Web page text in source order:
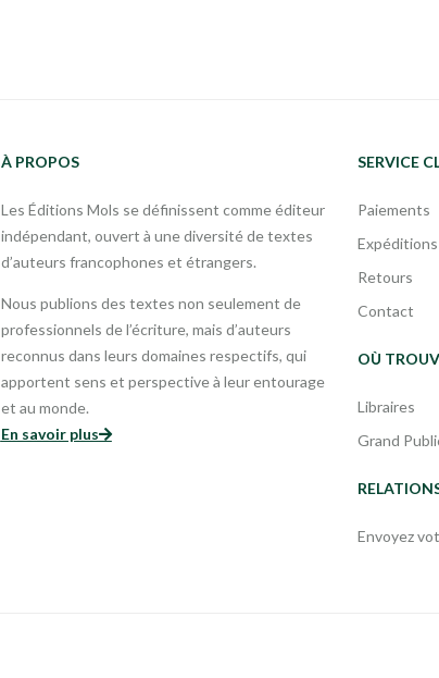
À PROPOS
Les Éditions Mols se définissent comme éditeur
indépendant, ouvert à une diversité de textes
d’auteurs francophones et étrangers.
Nous publions des textes non seulement de
professionnels de l’écriture, mais d’auteurs
reconnus dans leurs domaines respectifs, qui
apportent sens et perspective à leur entourage
et au monde.
En savoir plus
SERVICE
Paiements
Expéditions
Retours
Contact
OÙ
Libraires
Grand
Envoyez